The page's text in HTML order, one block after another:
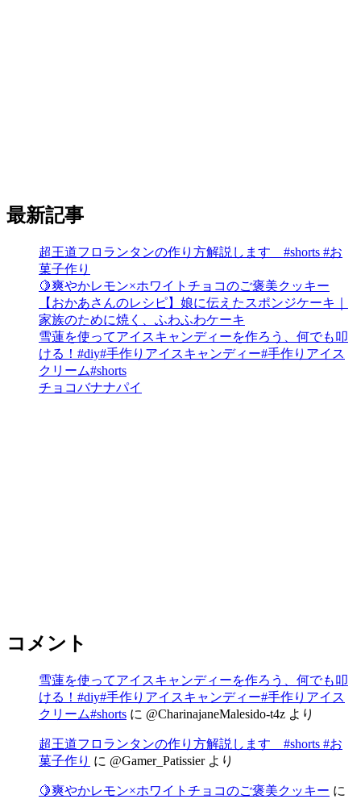
最新記事
超王道フロランタンの作り方解説します #shorts #お
菓子作り
🍋爽やかレモン×ホワイトチョコのご褒美クッキー
【おかあさんのレシピ】娘に伝えたスポンジケーキ｜
家族のために焼く、ふわふわケーキ
雪蓮を使ってアイスキャンディーを作ろう、何でも叩
ける！#diy#手作りアイスキャンディー#手作りアイス
クリーム#shorts
チョコバナナパイ
コメント
雪蓮を使ってアイスキャンディーを作ろう、何でも叩
ける！#diy#手作りアイスキャンディー#手作りアイス
クリーム#shorts に @CharinajaneMalesido-t4z より
超王道フロランタンの作り方解説します #shorts #お
菓子作り に @Gamer_Patissierより
🍋爽やかレモン×ホワイトチョコのご褒美クッキー に